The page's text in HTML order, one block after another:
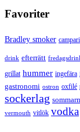
Favoriter
Bradley smoker campari
drink efterrätt
grillat hummer ingefära
gastronomi ostron oxfilé
sockerlag
vermouth vitlök vodka